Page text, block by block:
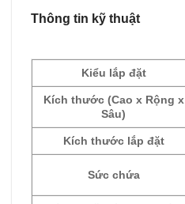
Thông tin kỹ thuật
Kiểu lắp đặt
Kích thước (Cao x Rộng x
Sâu)
Kích thước lắp đặt
Sức chứa